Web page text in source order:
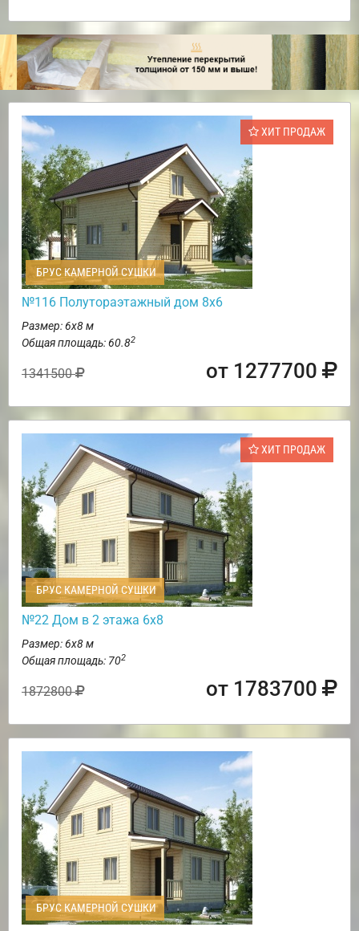
ХИТ ПРОДАЖ
БРУС КАМЕРНОЙ СУШКИ
№116 Полутораэтажный дом 8х6
Размер: 6х8 м
Общая площадь: 60.82
1341500 от 1277700
ХИТ ПРОДАЖ
БРУС КАМЕРНОЙ СУШКИ
№22 Дом в 2 этажа 6х8
Размер: 6х8 м
Общая площадь: 702
1872800 от 1783700
БРУС КАМЕРНОЙ СУШКИ